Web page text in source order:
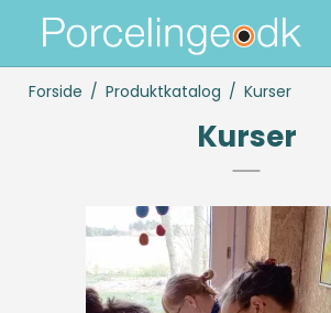
Forside / Produktkatalog / Kurser
Kurser